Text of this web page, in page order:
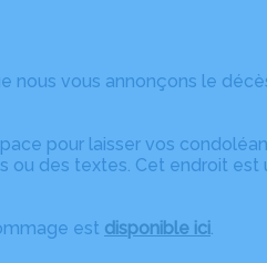
nous vous annonçons le
pour laisser vos
ou des textes. Cet endroit
est disponible ici.